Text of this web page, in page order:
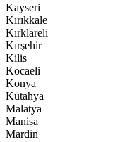
Kayseri
Kırıkkale
Kırklareli
Kırşehir
Kilis
Kocaeli
Konya
Kütahya
Malatya
Manisa
Mardin